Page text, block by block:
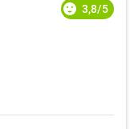
3,8/5